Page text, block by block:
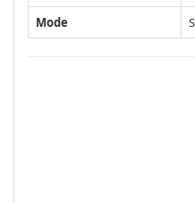
Mode